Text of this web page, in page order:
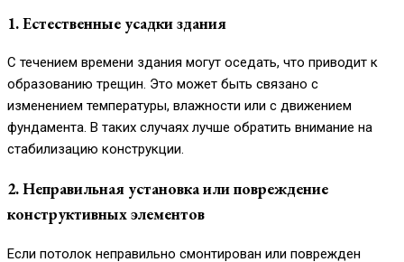
1. Естественные усадки здания
С течением времени здания могут оседать, что приводит к
образованию трещин. Это может быть связано с
изменением температуры, влажности или с движением
фундамента. В таких случаях лучше обратить внимание на
стабилизацию конструкции.
2. Неправильная установка или повреждение
конструктивных элементов
Если потолок неправильно смонтирован или поврежден